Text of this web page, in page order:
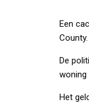
Een
County.
De
woning
Het